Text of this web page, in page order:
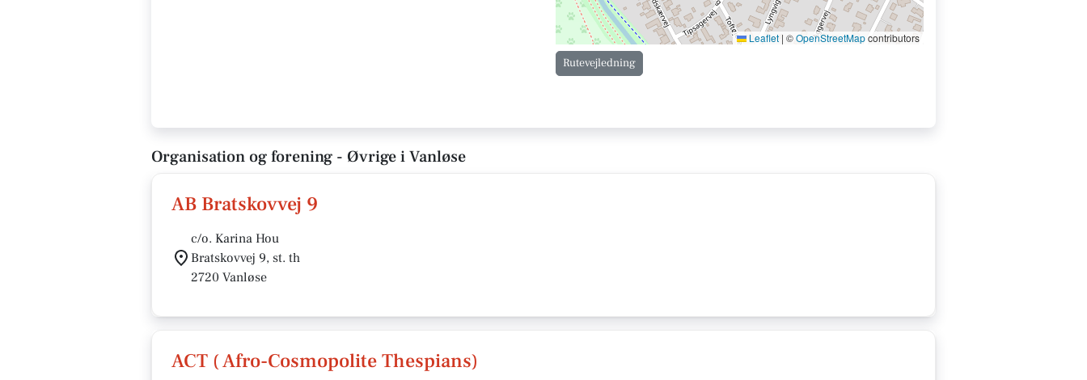
Leaflet | ©OpenStreetMapcontributors
Rutevejledning
Organisation og forening - Øvrige i Vanløse
AB Bratskovvej 9
c/o. Karina Hou
Bratskovvej 9, st. th
2720 Vanløse
ACT ( Afro-Cosmopolite Thespians)